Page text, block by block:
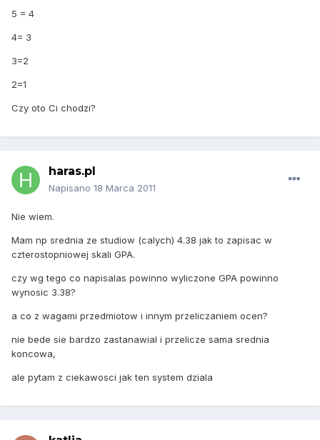
5 = 4
4= 3
3=2
2=1
Czy oto Ci chodzi?
haras.pl
Napisano 18 Marca 2011
Nie wiem.
Mam np srednia ze studiow (calych) 4.38 jak to zapisac w
czterostopniowej skali GPA.
czy wg tego co napisalas powinno wyliczone GPA powinno
wynosic 3.38?
a co z wagami przedmiotow i innym przeliczaniem ocen?
nie bede sie bardzo zastanawial i przelicze sama srednia
koncowa,
ale pytam z ciekawosci jak ten system dziala